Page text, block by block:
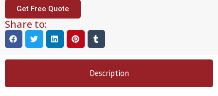
Get Free Quote
Share to:
Description